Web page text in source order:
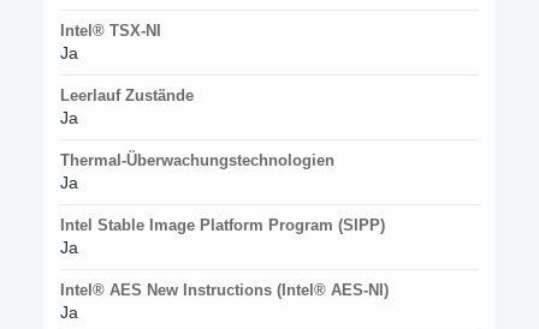
Intel® TSX-NI
Ja
Leerlauf Zustände
Ja
Thermal-Überwachungstechnologien
Ja
Intel Stable Image Platform Program (SIPP)
Ja
Intel® AES New Instructions (Intel® AES-NI)
Ja